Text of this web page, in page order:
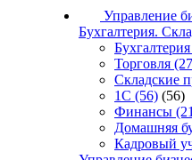
Управление
Бухгалтерия.
Бухгалтерия
Торговля
Складские
1С (56) (56)
Финансы
Домашняя
Кадровый